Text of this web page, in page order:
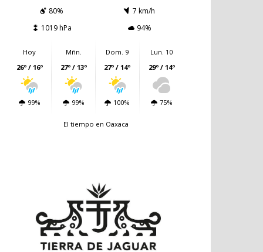
80%
7 km/h
1019 hPa
94%
Hoy
26º / 16º
99%
Mñn.
27º / 13º
99%
Dom. 9
27º / 14º
100%
Lun. 10
29º / 14º
75%
El tiempo en Oaxaca